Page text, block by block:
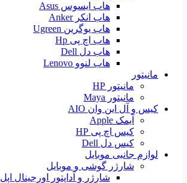
هاب ایسوس Asus
هاب انکر Anker
هاب یوگرین Ugreen
هاب اچ پی Hp
هاب دل Dell
هاب لنوو Lenovo
مانیتور
مانیتور HP
مانیتور Maya
کیس و آل این وان AIO
آیمک Apple
کیس اچ پی HP
کیس دل Dell
لوازم جانبی موبایل
شارژر گوشی و موبایل
شارژر و آداپتور اورجینال اپل Apple